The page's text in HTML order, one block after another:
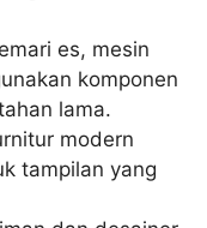
es, mesin
komponen
lama.
modern
tampilan yang